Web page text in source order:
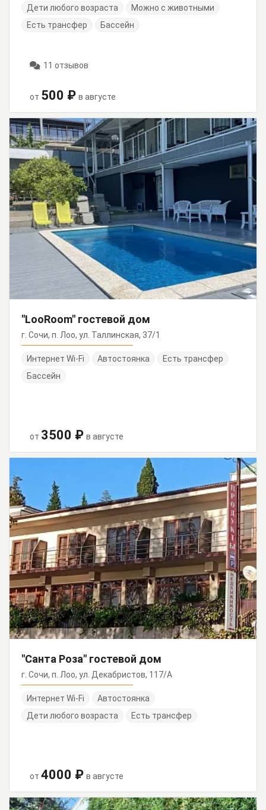
Дети любого возраста
Можно с животными
Есть трансфер
Бассейн
11 отзывов
от 500 ₽ в августе
"LooRoom" гостевой дом
г. Сочи, п. Лоо, ул. Таллинская, 37/1
Интернет Wi-Fi Автостоянка
Есть трансфер
Бассейн
от 3500 ₽ в августе
"Санта Роза" гостевой дом
г. Сочи, п. Лоо, ул. Декабристов, 117/А
Интернет Wi-Fi
Автостоянка
Дети любого возраста
Есть трансфер
от 4000 ₽ в августе